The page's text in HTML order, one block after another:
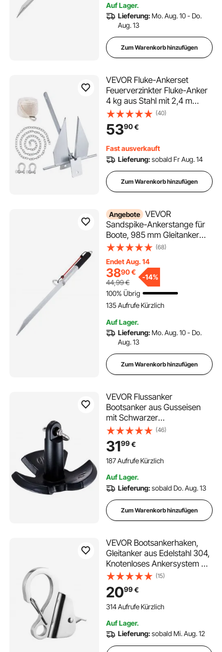
Auf Lager.
Lieferung: Mo. Aug. 10 - Do.
Aug. 13
Zum Warenkorb hinzufügen
VEVOR Fluke-Ankerset
Feuerverzinkter Fluke-Anker
4 kg aus Stahl mit 2,4 m
Kette, 22,86 m Seil und zwei
9 mm Schäkeln, Bootsanker
für kleine Schiffe unter 5,49
(40)
5390€
Fast ausverkauft
Lieferung:sobald Fr Aug. 14
Zum Warenkorb hinzufügen
Angebote VEVOR
Sandspike-Ankerstange für
Boote, 985 mm Gleitanker
aus Verzinktem
Selbsthämmernder
Strandspike-Anker für Kleine
Boote, Jetskis, Pontons,
Kajaks usw.
(68)
Endet Aug. 14
3890€
44,99€
-14%
100% Übrig
135 Aufrufe Kürzlich
Auf Lager.
Lieferung: Mo. Aug. 10 - Do.
Aug. 13
Zum Warenkorb hinzufügen
VEVOR Flussanker
Bootsanker aus Gusseisen
mit Schwarzer
Vinylbeschichtung und
Schäkel 5,4 kg, Pilzanker in
Marinequalität für Boote bis
zu 3,05 m, Ausgezeichnete
Seen
(46)
3199€
187 Aufrufe Kürzlich
Auf Lager.
Lieferung:sobald Do. Aug. 13
Zum Warenkorb hinzufügen
VEVOR Bootsankerhaken,
Gleitanker aus Edelstahl 304,
Knotenloses Ankersystem mit
Schnellverschluss,
Bootsankerhaken-Clips für
9,5-16 mm Bootsankerseil, 1,7
t Max. Zugfestigkeit
(15)
2099€
314 Aufrufe Kürzlich
Auf Lager.
Lieferung:sobald Mi. Aug. 12